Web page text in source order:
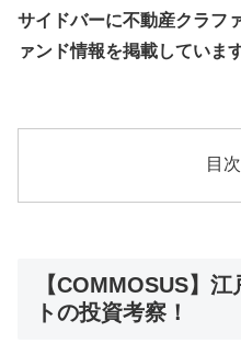
サイドバーに不動産クラフ
ァンド情報を掲載していま
目次
【COMMOSUS】
トの投資考察！